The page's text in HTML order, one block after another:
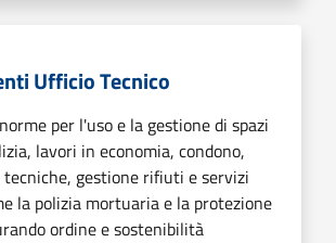
Ufficio Tecnico
per l'uso e la gestione di spazi
lavori in economia, condono,
gestione rifiuti e servizi
la polizia mortuaria e la protezione
ordine e sostenibilità